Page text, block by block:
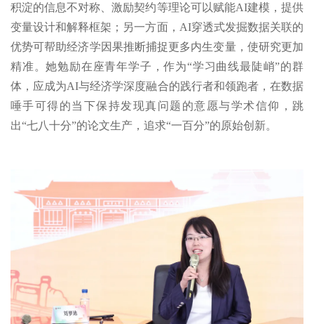
积淀的信息不对称、激励契约等理论可以赋能AI建模，提供
变量设计和解释框架；另一方面，AI穿透式发掘数据关联的
优势可帮助经济学因果推断捕捉更多内生变量，使研究更加
精准。她勉励在座青年学子，作为“学习曲线最陡峭”的群
体，应成为AI与经济学深度融合的践行者和领跑者，在数据
唾手可得的当下保持发现真问题的意愿与学术信仰，跳
出“七八十分”的论文生产，追求“一百分”的原始创新。